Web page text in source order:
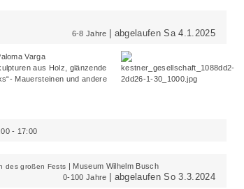
6-8 Jahre | abgelaufen Sa 4.1.2025
Varga
aus Holz, glänzende
Mauersteinen und andere
- 17:00
des großen Fests | Museum Wilhelm Busch
0-100 Jahre | abgelaufen So 3.3.2024